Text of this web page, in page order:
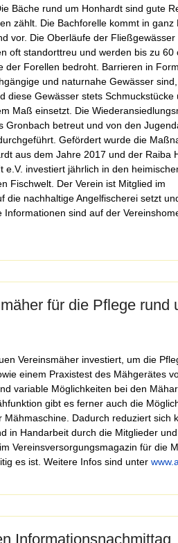
Bäche rund um Honhardt sind gute
zählt. Die Bachforelle kommt in
vor. Die Oberläufe der
oft standorttreu und werden bis zu
Forellen bedroht. Barrieren in
und naturnahe Gewässer
diese Gewässer stets Schmuckstücke
Maß einsetzt. Die
Gronbach betreut und von den
Gefördert wurde die
aus dem Jahre 2017 und der Raiba
investiert jährlich in den
Fischwelt. Der Verein ist Mitglied im
die nachhaltige Angelfischerei setzt
sind auf der
für die Pflege rund
Vereinsmäher investiert, um die
einem Praxistest des Mähgerätes
variable Möglichkeiten bei den
gibt es ferner auch die
Dadurch reduziert sich
Handarbeit durch die Mitglieder
Vereinsversorgungsmagazin für die
es ist. Weitere Infos sind unter
Informationsnachmittag